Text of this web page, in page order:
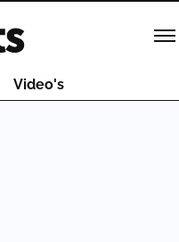
Video's